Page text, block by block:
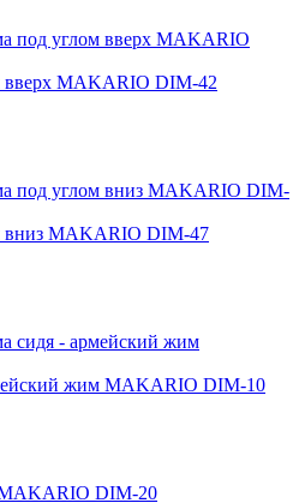
вверх MAKARIO DIM-42
вниз MAKARIO DIM-47
жим MAKARIO DIM-10